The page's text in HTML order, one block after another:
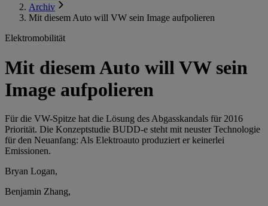
Archiv
Mit diesem Auto will VW sein Image aufpolieren
Elektromobilität
Mit diesem Auto will VW sein
Image aufpolieren
Für die VW-Spitze hat die Lösung des Abgasskandals für 2016
Priorität. Die Konzeptstudie BUDD-e steht mit neuster Technologie
für den Neuanfang: Als Elektroauto produziert er keinerlei
Emissionen.
Bryan Logan,
Benjamin Zhang,